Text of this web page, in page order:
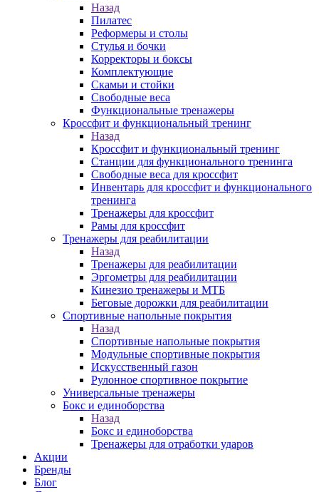
Назад
Пилатес
Реформеры и столы
Стулья и бочки
Корректоры и боксы
Комплектующие
Скамьи и стойки
Свободные веса
Функциональные тренажеры
Кроссфит и функциональный тренинг
Назад
Кроссфит и функциональный тренинг
Станции для функционального тренинга
Свободные веса для кроссфит
Инвентарь для кроссфит и функционального
тренинга
Тренажеры для кроссфит
Рамы для кроссфит
Тренажеры для реабилитации
Назад
Тренажеры для реабилитации
Эргометры для реабилитации
Кинезио тренажеры и МТБ
Беговые дорожки для реабилитации
Спортивные напольные покрытия
Назад
Спортивные напольные покрытия
Модульные спортивные покрытия
Искусственный газон
Рулонное спортивное покрытие
Универсальные тренажеры
Бокс и единоборства
Назад
Бокс и единоборства
Тренажеры для отработки ударов
Акции
Бренды
Блог